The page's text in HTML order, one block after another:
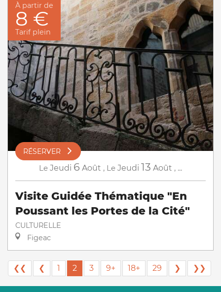
À partir de
8 €
Tarif plein
RÉSERVER
Le Jeudi 6 Août , Le Jeudi 13 Août , ...
Visite Guidée Thématique "En
Poussant les Portes de la Cité"
CULTURELLE
Figeac
❮❮ ❮ 1 2 3 9+ 18+ 29 ❯ ❯❯